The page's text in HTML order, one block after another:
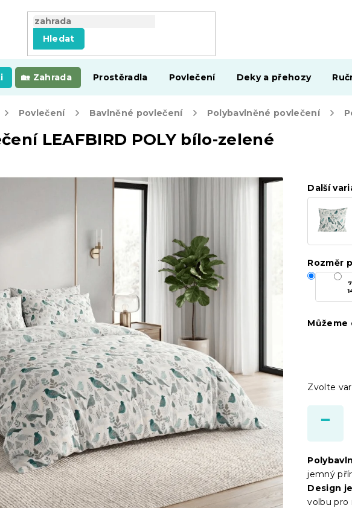
Hledat
Zahrada Prostěradla Povlečení Deky a přehozy
Povlečení Bavlněné povlečení Polybavlněné povlečení
LEAFBIRD POLY bílo-zelené
Zvolte
Další
Rozměr
Můžeme
jemný
Design
volbu pro